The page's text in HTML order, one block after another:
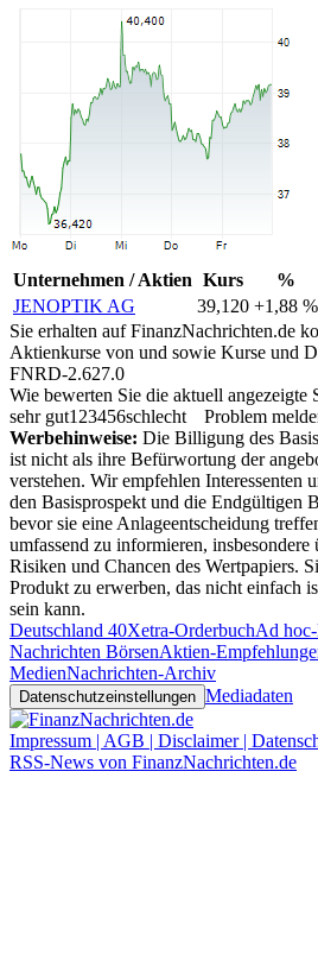
Unternehmen / Aktien Kurs
%
JENOPTIK AG
39,120 +1,88 %
Sie erhalten auf FinanzNachrichten.de
Aktienkurse von und sowie Kurse und
FNRD-2.627.0
Wie bewerten Sie die aktuell angezeigte
sehr gut1 23456schlecht
Problem
Werbehinweise: Die Billigung des
ist nicht als ihre Befürwortung der
verstehen. Wir empfehlen Interessenten
den Basisprospekt und die Endgültigen
bevor sie eine Anlageentscheidung
umfassend zu informieren, insbesondere
Risiken und Chancen des Wertpapiers.
Produkt zu erwerben, das nicht einfach
sein kann.
Deutschland 40Xetra-OrderbuchAd
Nachrichten BörsenAktien-
MedienNachrichten-Archiv
Datenschutzeinstellungen Mediadaten
Impressum | AGB | Disclaimer |
RSS-News von FinanzNachrichten.de